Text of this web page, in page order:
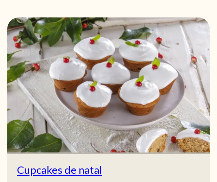
Cupcakes de natal